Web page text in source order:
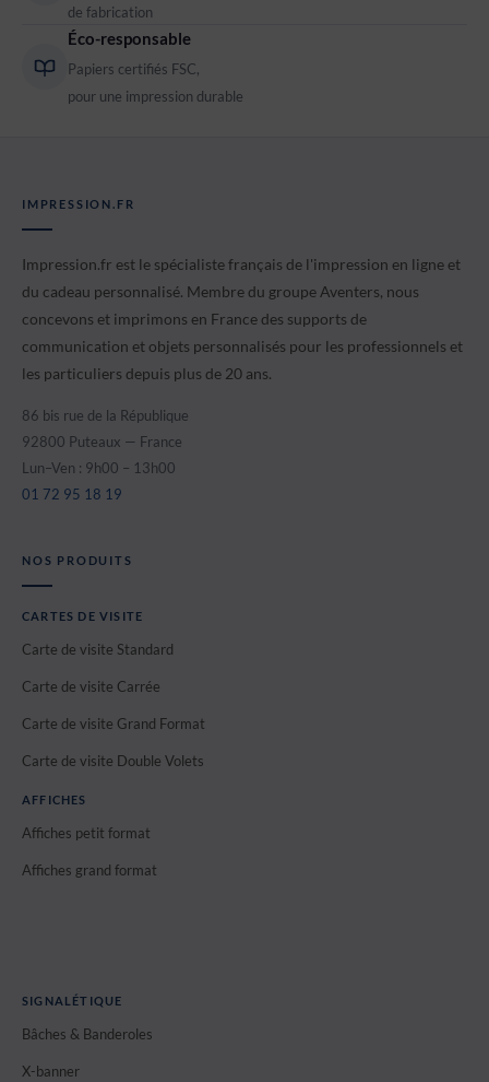
de fabrication
Éco-responsable
Papiers certifiés FSC,
pour une impression durable
IMPRESSION.FR
Impression.fr est le spécialiste français de l'impression en ligne et
du cadeau personnalisé. Membre du groupe Aventers, nous
concevons et imprimons en France des supports de
communication et objets personnalisés pour les professionnels et
les particuliers depuis plus de 20 ans.
86 bis rue de la République
92800 Puteaux — France
Lun–Ven : 9h00 – 13h00
01 72 95 18 19
NOS PRODUITS
CARTES DE VISITE
Carte de visite Standard
Carte de visite Carrée
Carte de visite Grand Format
Carte de visite Double Volets
AFFICHES
Affiches petit format
Affiches grand format
SIGNALÉTIQUE
Bâches & Banderoles
X-banner